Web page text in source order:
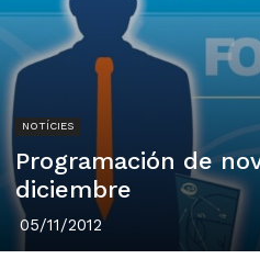
NOTÍCIES
Programación de
diciembre
05/11/2012